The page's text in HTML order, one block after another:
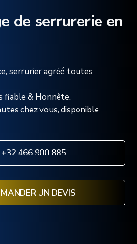
de serrurerie en
serrurier agréé toutes
fiable & Honnête.
chez vous, disponible
+32 466 900 885
UN DEVIS